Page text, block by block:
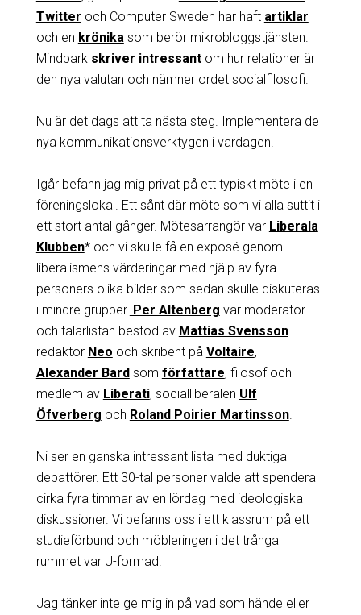
Twitter och Computer Sweden har haft artiklar
och en krönika som berör mikrobloggstjänsten.
Mindpark skriver intressantom hur relationer är
den nya valutan och nämner ordet socialfilosofi.
Nu är det dags att ta nästa steg. Implementera de
nya kommunikationsverktygen i vardagen.
Igår befann jag mig privat på ett typiskt möte i en
föreningslokal. Ett sånt där möte som vi alla suttit i
ett stort antal gånger. Mötesarrangör var Liberala
Klubben* och vi skulle få en exposé genom
liberalismens värderingar med hjälp av fyra
personers olika bilder som sedan skulle diskuteras
i mindre grupper. Per Altenberg var moderator
och talarlistan bestod av Mattias Svensson
redaktör Neo och skribent på Voltaire,
Alexander Bardsom författare, filosof och
medlem av Liberati, socialliberalen Ulf
Öfverberg och Roland Poirier Martinsson.
Ni ser en ganska intressant lista med duktiga
debattörer. Ett 30-tal personer valde att spendera
cirka fyra timmar av en lördag med ideologiska
diskussioner. Vi befanns oss i ett klassrum på ett
studieförbund och möbleringen i det trånga
rummet var U-formad.
Jag tänker inte ge mig in på vad som hände eller